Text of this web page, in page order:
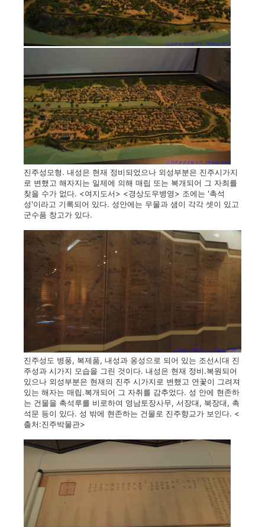
진주성모형. 내성은 현재 정비되었으나 외성부분은 진주시가지
로 변했고 해자지는 일제에 의해 매립 또는 복개되어 그 자최를
찾을 수가 없다. <여지도서> <경상도우병영> 조에는 '촉석
성'이라고 기록되어 있다. 성안에는 우물과 샘이 각각 셋이 있고
군수품 창고가 있다.
진주성도 병풍, 복제품, 내성과 옹성으로 되어 있는 조선시대 진
주성과 시가지 모습을 그린 것이다. 내성은 현재 정비.복원되어
있으나 외성부분은 현재의 진주 시가지로 변했고 연꽃이 그려져
있는 해자는 매립.복개되어 그 자취를 감추었다. 성 안에 현존하
는 건물을 촉석루를 비로하여 영남토장사무, 서장대, 북장대, 촉
석문 등이 있다. 성 밖에 현존하는 건물로 진주향교가 보인다. <
출처:진주박물관>